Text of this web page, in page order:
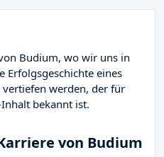
Budium, wo wir uns in
Erfolgsgeschichte eines
werden, der für
bekannt ist.
von Budium